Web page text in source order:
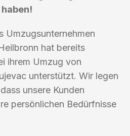
Umzugsunternehmen
hat bereits
ihrem Umzug von
unterstützt. Wir legen
unsere Kunden
persönlichen Bedürfnisse